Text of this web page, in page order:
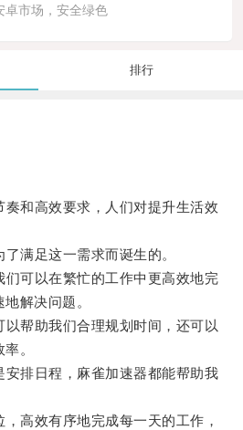
卓市场，安全绿色
排行
和高效要求，人们对提升生活效
足这一需求而诞生的。
可以在繁忙的工作中更高效地完
解决问题。
帮助我们合理规划时间，还可以
。
排日程，麻雀加速器都能帮助我
效有序地完成每一天的工作，